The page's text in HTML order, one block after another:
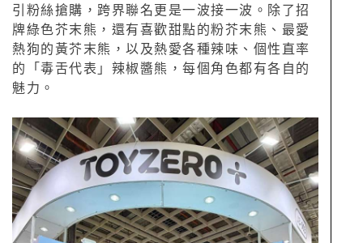
引粉絲搶購，跨界聯名更是一波接一波。除了招
牌綠色芥末熊，還有喜歡甜點的粉芥末熊、最愛
熱狗的黃芥末熊，以及熱愛各種辣味、個性直率
的「毒舌代表」辣椒醬熊，每個角色都有各自的
魅力。